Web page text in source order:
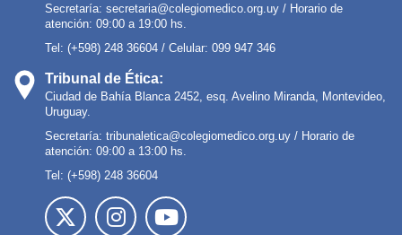
Secretaría: secretaria@colegiomedico.org.uy / Horario de
atención: 09:00 a 19:00 hs.
Tel: (+598) 248 36604 / Celular: 099 947 346
Tribunal de Ética:
Ciudad de Bahía Blanca 2452, esq. Avelino Miranda, Montevideo,
Uruguay.
Secretaría: tribunaletica@colegiomedico.org.uy / Horario de
atención: 09:00 a 13:00 hs.
Tel: (+598) 248 36604